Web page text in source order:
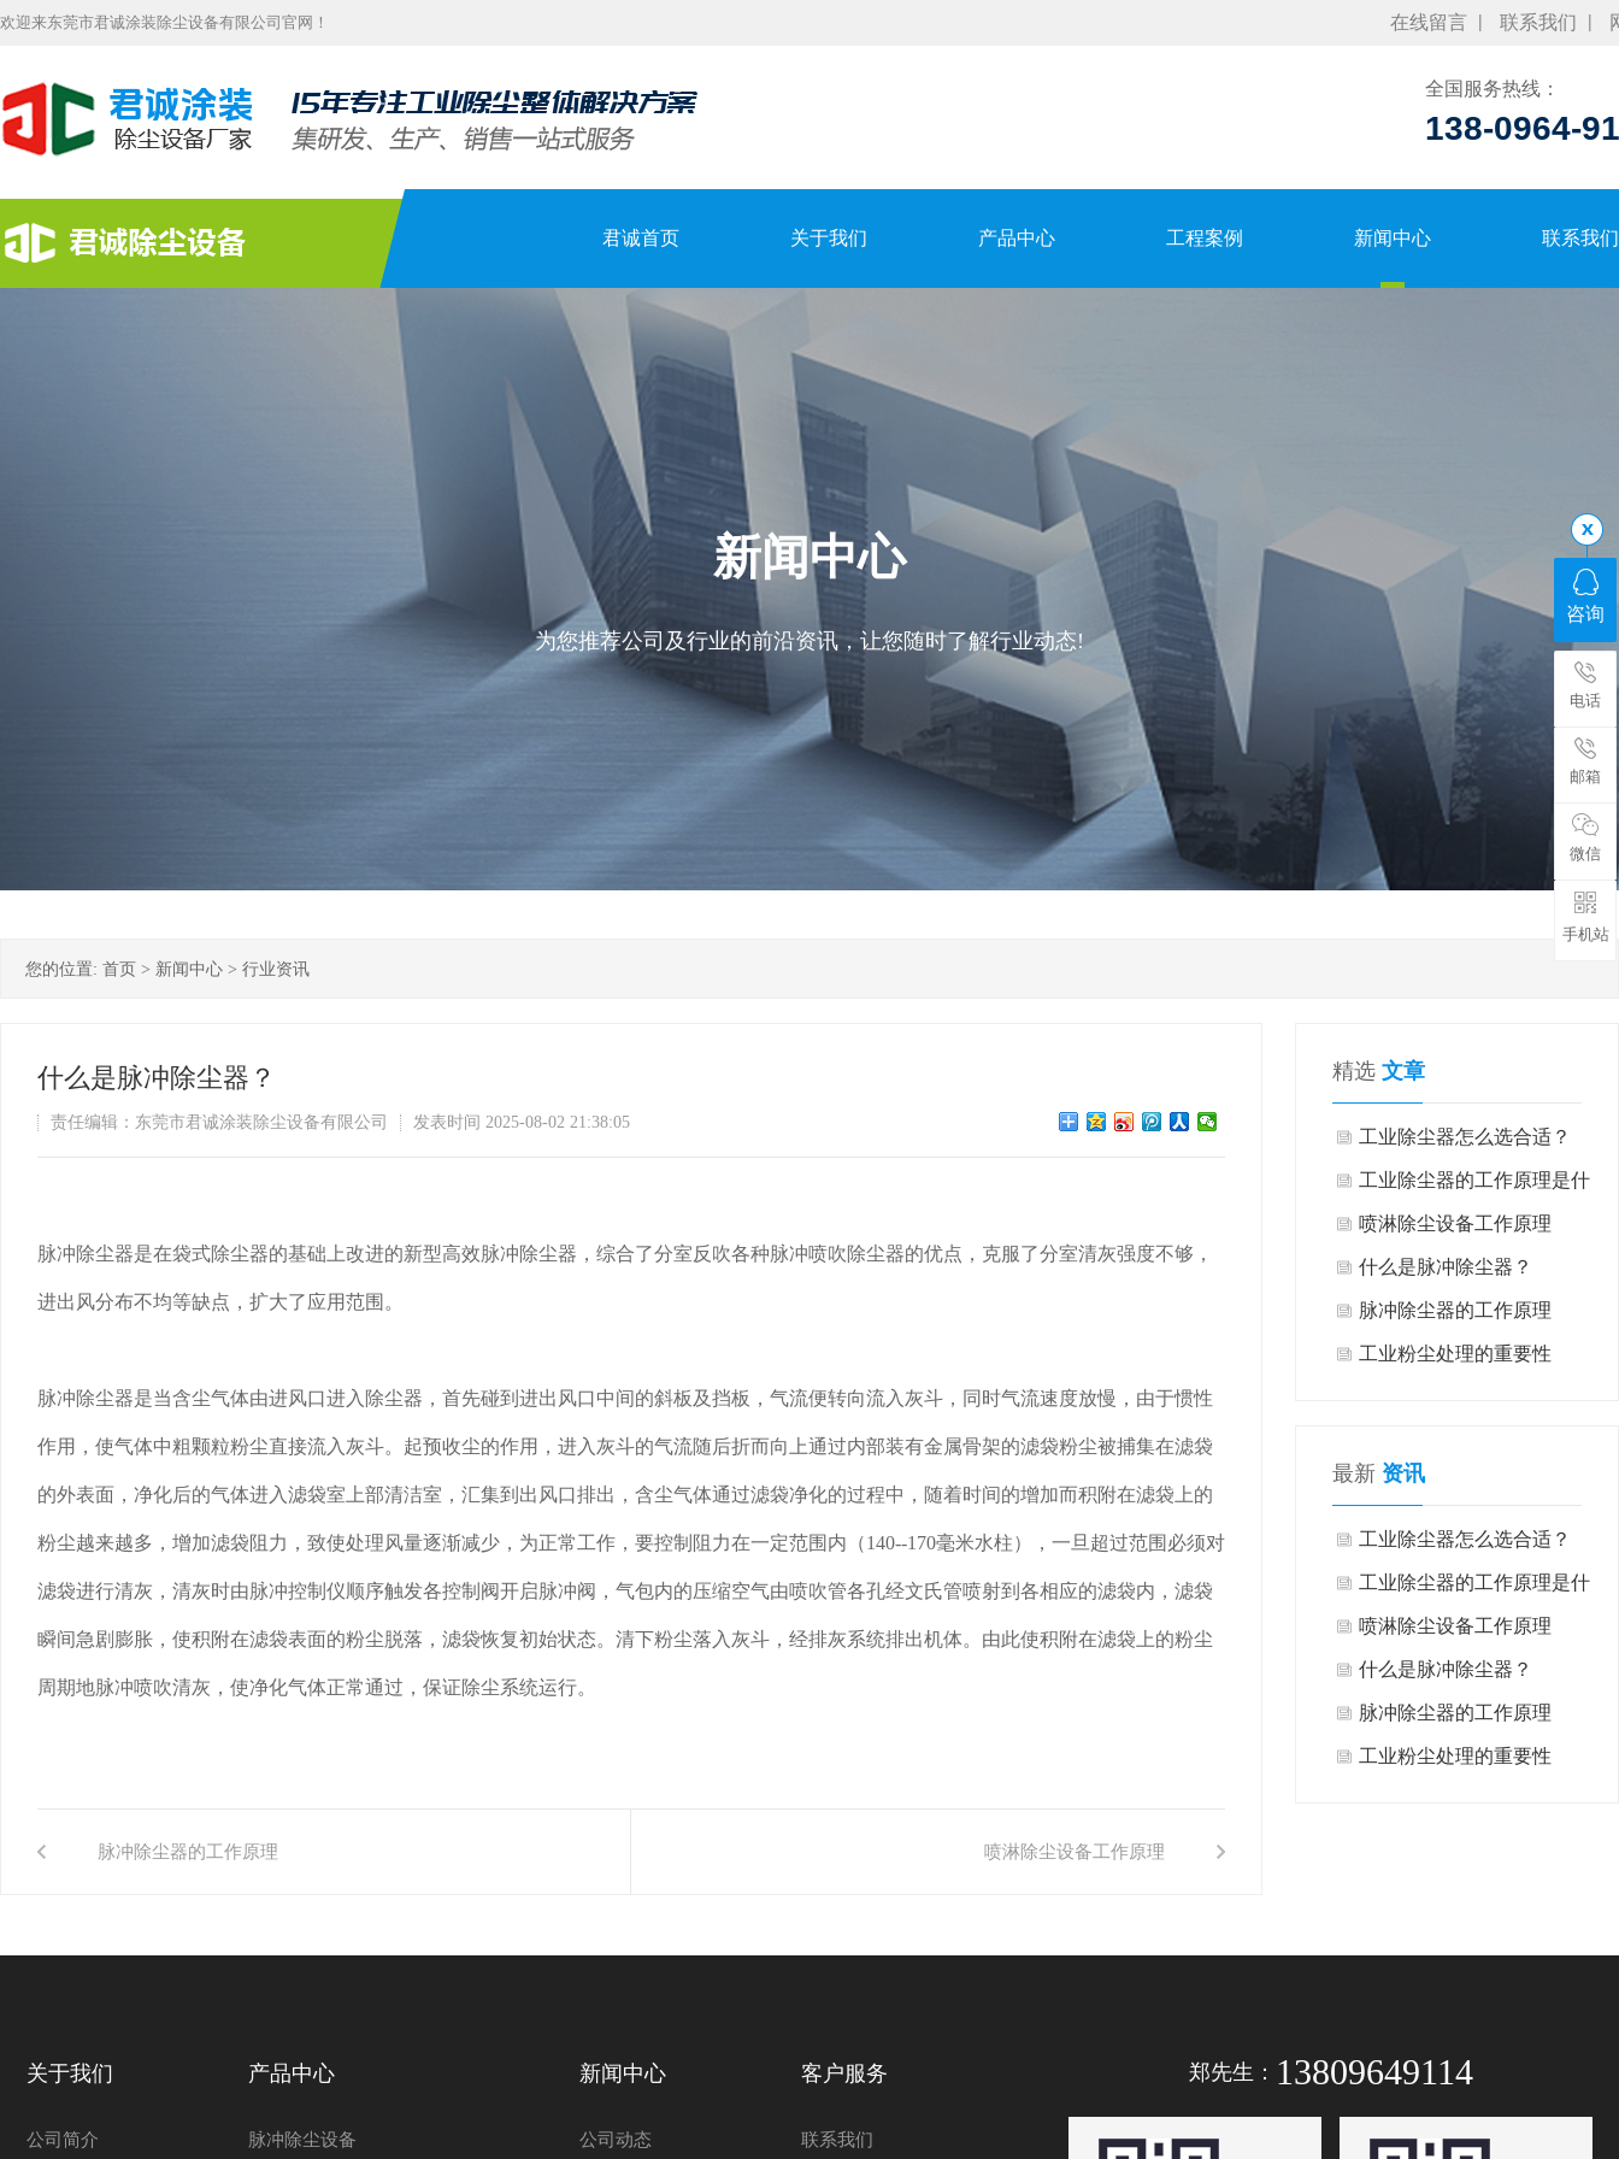
在线留言 联系我们
欢迎来东莞市君诚涂装除尘设备有限公司官网！
全国服务热线：
138-0964-
君诚首页 关于我们 产品中心 工程案例 新闻中心 联系我们
新闻中心
为您推荐公司及行业的前沿资讯，让您随时了解行业动态!
您的位置: 首页 > 新闻中心 > 行业资讯
什么是脉冲除尘器？
责任编辑：东莞市君诚涂装除尘设备有限公司 发表时间 2025-08-02 21:38:05
脉冲除尘器是在袋式除尘器的基础上改进的新型高效脉冲除尘器，综合了分室反吹各种脉冲喷吹除尘器的优点，克服了分室清灰强度不够，
进出风分布不均等缺点，扩大了应用范围。
脉冲除尘器是当含尘气体由进风口进入除尘器，首先碰到进出风口中间的斜板及挡板，气流便转向流入灰斗，同时气流速度放慢，由于惯性
作用，使气体中粗颗粒粉尘直接流入灰斗。起预收尘的作用，进入灰斗的气流随后折而向上通过内部装有金属骨架的滤袋粉尘被捕集在滤袋
的外表面，净化后的气体进入滤袋室上部清洁室，汇集到出风口排出，含尘气体通过滤袋净化的过程中，随着时间的增加而积附在滤袋上的
粉尘越来越多，增加滤袋阻力，致使处理风量逐渐减少，为正常工作，要控制阻力在一定范围内（140--170毫米水柱），一旦超过范围必须对
滤袋进行清灰，清灰时由脉冲控制仪顺序触发各控制阀开启脉冲阀，气包内的压缩空气由喷吹管各孔经文氏管喷射到各相应的滤袋内，滤袋
瞬间急剧膨胀，使积附在滤袋表面的粉尘脱落，滤袋恢复初始状态。清下粉尘落入灰斗，经排灰系统排出机体。由此使积附在滤袋上的粉尘
周期地脉冲喷吹清灰，使净化气体正常通过，保证除尘系统运行。
脉冲除尘器的工作原理 喷淋除尘设备工作原理
精选文章
工业除尘器怎么选合适？
工业除尘器的工作原理是什
喷淋除尘设备工作原理
什么是脉冲除尘器？
脉冲除尘器的工作原理
工业粉尘处理的重要性
最新 资讯
工业除尘器怎么选合适？
工业除尘器的工作原理是什
喷淋除尘设备工作原理
什么是脉冲除尘器？
脉冲除尘器的工作原理
工业粉尘处理的重要性
关于我们
公司简介
产品中心
脉冲除尘设备
新闻中心
公司动态
客户服务
联系我们
郑先生： 13809649114
咨询
电话
邮箱
微信
手机站